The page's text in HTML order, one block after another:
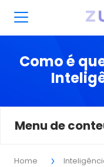
Como é
Home
Menu de